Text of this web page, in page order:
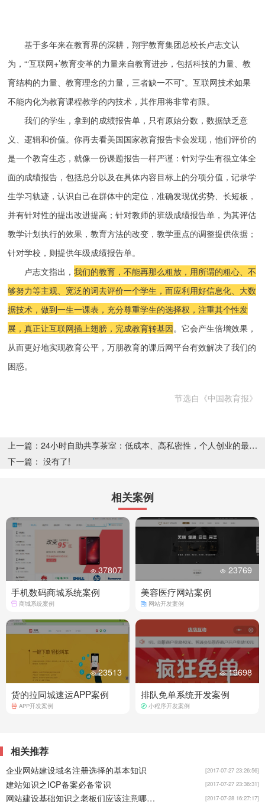
基于多年来在教育界的深耕，翔宇教育集团总校长卢志文认
为，“‘互联网+’教育变革的力量来自教育进步，包括科技的力量、教
育结构的力量、教育理念的力量，三者缺一不可”。互联网技术如果
不能内化为教育课程教学的内技术，其作用将非常有限。
我们的学生，拿到的成绩报告单，只有原始分数，数据缺乏意
义、逻辑和价值。你再去看美国国家教育报告卡会发现，他们评价的
是一个教育生态，就像一份课题报告一样严谨：针对学生有很立体全
面的成绩报告，包括总分以及在具体内容目标上的分项分值，记录学
生学习轨迹，认识自己在群体中的定位，准确发现优劣势、长短板，
并有针对性的提出改进提高；针对教师的班级成绩报告单，为其评估
教学计划执行的效果，教育方法的改变，教学重点的调整提供依据；
针对学校，则提供年级成绩报告单。
卢志文指出， 我们的教育，不能再那么粗放，用所谓的粗心、不
够努力等主观、宽泛的词去评价一个学生，而应利用好信息化、大数
据技术，做到一生一课表，充分尊重学生的选择权，注重其个性发
展，真正让互联网插上翅膀，完成教育转基因。它会产生倍增效果，
从而更好地实现教育公平，万朋教育的课后网平台有效解决了我们的
困惑。
节选自《中国教育报》
上一篇：24小时自助共享茶室：低成本、高私密性，个人创业的最佳选择
下一篇： 没有了!
相关案例
37807
手机数码商城系统案例
商城系统案例
23769
美容医疗网站案例
网站开发案例
23513
货的拉同城速运APP案例
APP开发案例
19698
排队免单系统开发案例
小程序开发案例
相关推荐
企业网站建设域名注册选择的基本知识 [2017-07-27 23:26:56]
建站知识之ICP备案必备常识 [2017-07-27 23:36:31]
网站建设基础知识之老板们应该注意哪些？ [2017-07-28 16:27:17]